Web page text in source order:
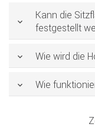
Kann die
festgestellt
Wie wird die
Wie